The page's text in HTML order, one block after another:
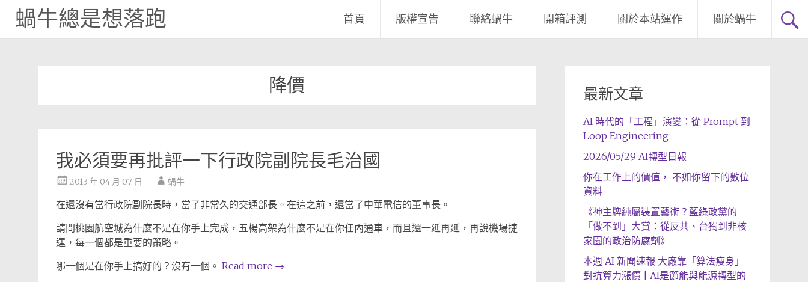
蝸牛總是想落跑 首頁 版權宣告 聯絡蝸牛 開箱評測 關於本站運作 關於蝸牛
降價
我必須要再批評一下行政院副院長毛治國
2013 年 04 月 07 日 蝸牛
在還沒有當行政院副院長時，當了非常久的交通部長。在這之前，還當了中華電信的董事長。
請問桃園航空城為什麼不是在你手上完成，五楊高架為什麼不是在你任內通車，而且還一延再延，再說機場捷
運，每一個都是重要的策略。
哪一個是在你手上搞好的？沒有一個。 Read more →
最新文章
AI 時代的「工程」演變：從 Prompt 到
Loop Engineering
2026/05/29 AI轉型日報
你在工作上的價值， 不如你留下的數位
資料
《神主牌純屬裝置藝術？藍綠政黨的
「做不到」大賞：從反共、台獨到非核
家園的政治防腐劑》
本週 AI 新聞速報 大廠靠「算法瘦身」
對抗算力漲價 | AI是節能與能源轉型的